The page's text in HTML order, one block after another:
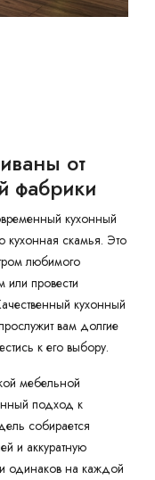
от
фабрики
кухонный
скамья. Это
любимого
провести
кухонный
вам долгие
к его выбору.
мебельной
подход к
собирается
и аккуратную
одинаков на каждой